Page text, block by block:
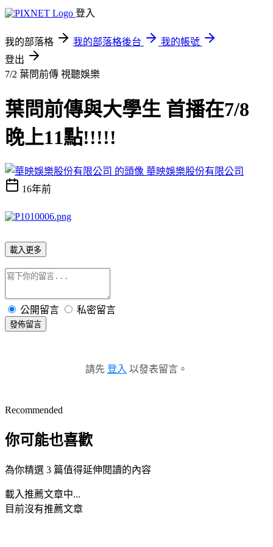
登入
我的部落格 我的部落格後台
我的帳號
登出
7/2 葉問前傳 視聽娛樂
葉問前傳與大學生 首播在7/8
晚上11點!!!!!
華映娛樂股份有限公司
16年前
載入更多
公開留言 私密留言
發佈留言
請先 登入 以發表留言。
Recommended
你可能也喜歡
為你精選 3 篇值得延伸閱讀的內容
載入推薦文章中...
目前沒有推薦文章